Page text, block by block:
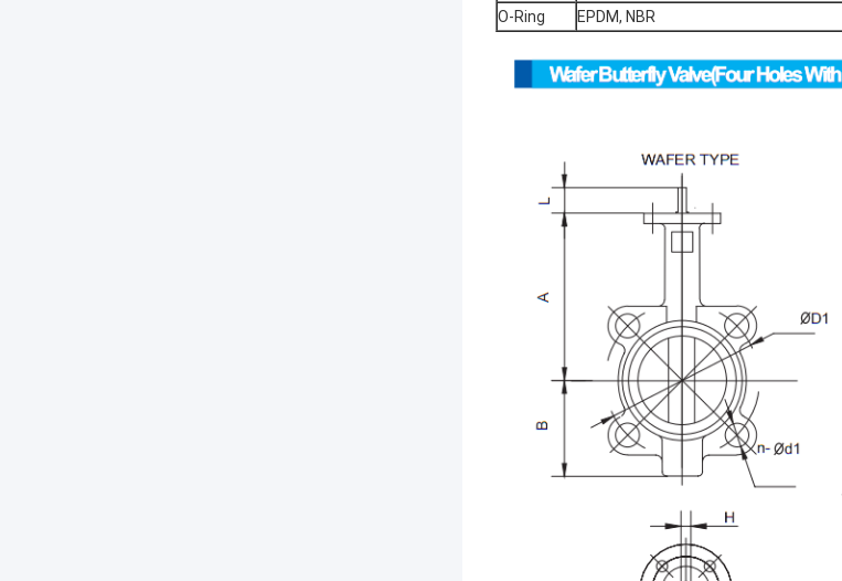
O-Ring
EPDM, NBR